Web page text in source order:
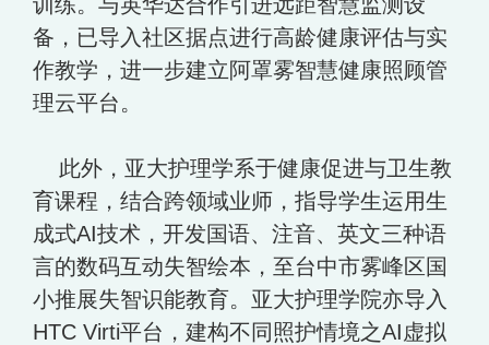
备，已导入社区据点进行高龄健康评估与实
作教学，进一步建立阿罩雾智慧健康照顾管
理云平台。
此外，亚大护理学系于健康促进与卫生教
育课程，结合跨领域业师，指导学生运用生
成式AI技术，开发国语、注音、英文三种语
言的数码互动失智绘本，至台中市雾峰区国
小推展失智识能教育。亚大护理学院亦导入
HTC Virti平台，建构不同照护情境之AI虚拟